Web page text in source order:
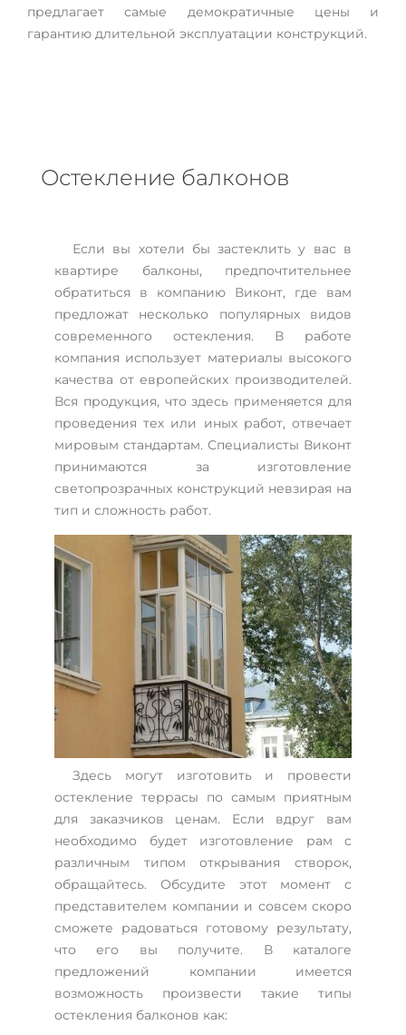
предлагает самые демократичные цены и
гарантию длительной эксплуатации конструкций.
Остекление балконов
Если вы хотели бы застеклить у вас в
квартире балконы, предпочтительнее
обратиться в компанию Виконт, где вам
предложат несколько популярных видов
современного остекления. В работе
компания использует материалы высокого
качества от европейских производителей.
Вся продукция, что здесь применяется для
проведения тех или иных работ, отвечает
мировым стандартам. Специалисты Виконт
принимаются за изготовление
светопрозрачных конструкций невзирая на
тип и сложность работ.
Здесь могут изготовить и провести
остекление террасы по самым приятным
для заказчиков ценам. Если вдруг вам
необходимо будет изготовление рам с
различным типом открывания створок,
обращайтесь. Обсудите этот момент с
представителем компании и совсем скоро
сможете радоваться готовому результату,
что его вы получите. В каталоге
предложений компании имеется
возможность произвести такие типы
остекления балконов как: